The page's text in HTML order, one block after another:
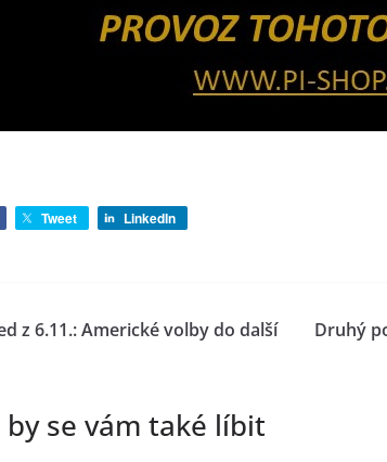
Tweet LinkedIn
z 6.11.: Americké volby do další
Druhý
se vám také líbit